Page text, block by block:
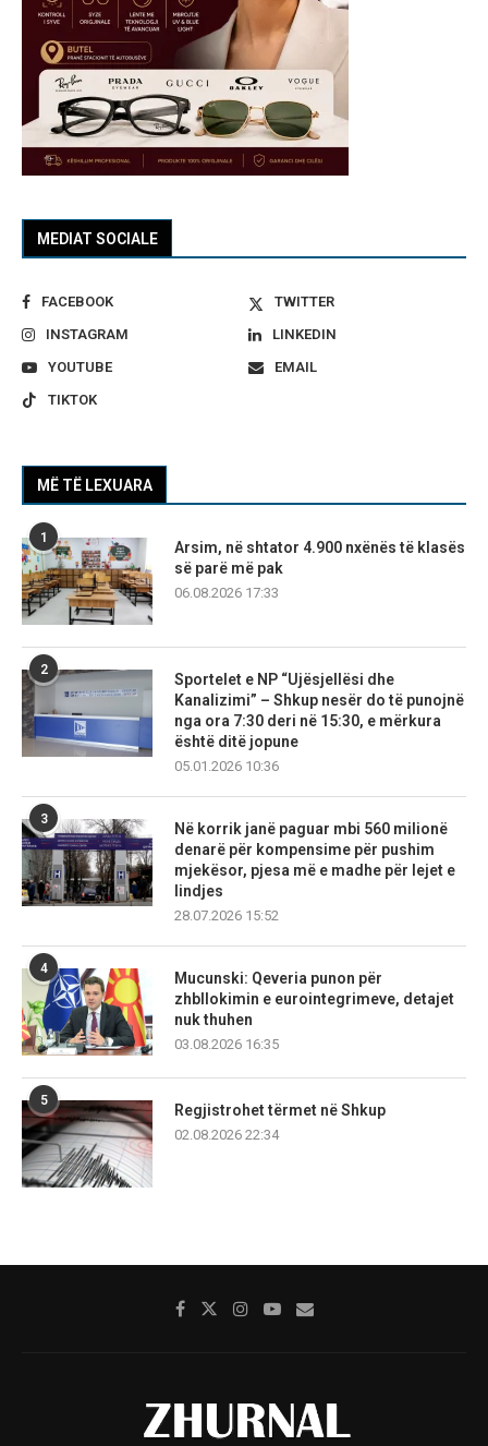
MEDIAT SOCIALE
FACEBOOK
TWITTER
INSTAGRAM
LINKEDIN
YOUTUBE
EMAIL
TIKTOK
MË TË LEXUARA
1
Arsim, në shtator 4.900 nxënës të klasës
së parë më pak
06.08.2026 17:33
2
Sportelet e NP “Ujësjellësi dhe
Kanalizimi” – Shkup nesër do të punojnë
nga ora 7:30 deri në 15:30, e mërkura
është ditë jopune
05.01.2026 10:36
3
Në korrik janë paguar mbi 560 milionë
denarë për kompensime për pushim
mjekësor, pjesa më e madhe për lejet e
lindjes
28.07.2026 15:52
4
Mucunski: Qeveria punon për
zhbllokimin e eurointegrimeve, detajet
nuk thuhen
03.08.2026 16:35
5
Regjistrohet tërmet në Shkup
02.08.2026 22:34